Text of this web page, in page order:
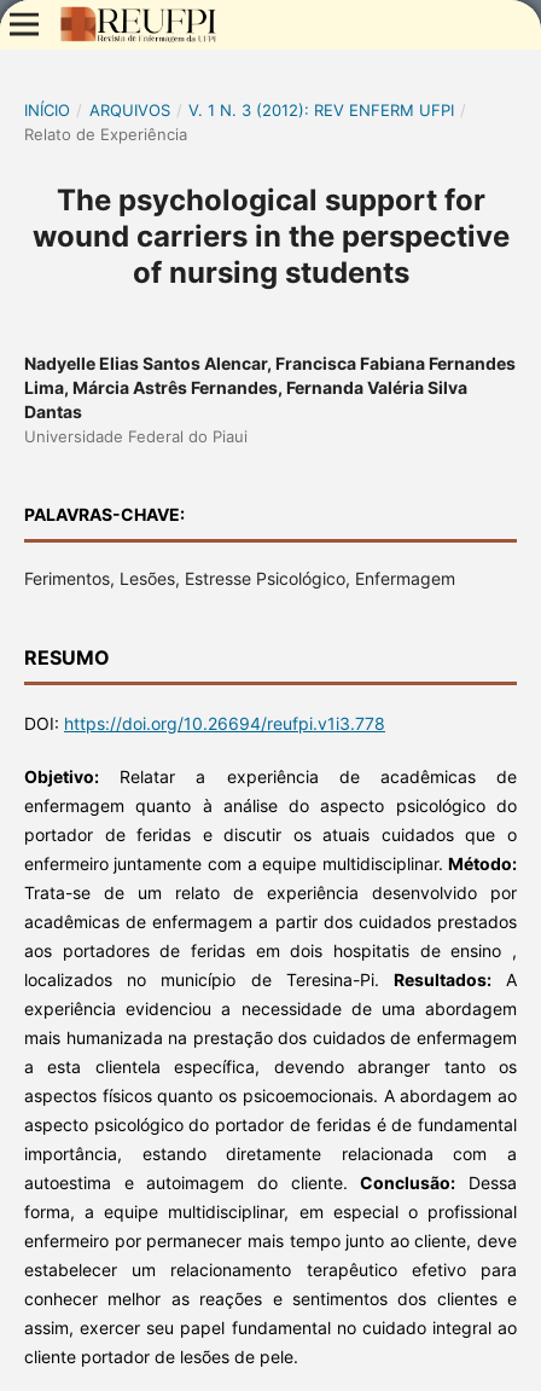
INÍCIO / ARQUIVOS / V. 1 N. 3 (2012): REV ENFERM UFPI /
Relato de Experiência
The psychological support for
wound carriers in the perspective
of nursing students
Nadyelle Elias Santos Alencar, Francisca Fabiana Fernandes
Lima, Márcia Astrês Fernandes, Fernanda Valéria Silva
Dantas
Universidade Federal do Piaui
PALAVRAS-CHAVE:
Ferimentos, Lesões, Estresse Psicológico, Enfermagem
RESUMO
DOI: https://doi.org/10.26694/reufpi.v1i3.778
Objetivo:Relatar a experiência de acadêmicas de
enfermagem quanto à análise do aspecto psicológico do
portador de feridas e discutir os atuais cuidados que o
enfermeiro juntamente com a equipe multidisciplinar.Método:
Trata-se de um relato de experiência desenvolvido por
acadêmicas de enfermagem a partir dos cuidados prestados
aos portadores de feridas em dois hospitatis de ensino ,
localizados no município de Teresina-Pi. Resultados:A
experiência evidenciou a necessidade de uma abordagem
mais humanizada na prestação dos cuidados de enfermagem
a esta clientela específica, devendo abranger tanto os
aspectos físicos quanto os psicoemocionais. A abordagem ao
aspecto psicológico do portador de feridas é de fundamental
importância, estando diretamente relacionada com a
autoestima e autoimagem do cliente.Conclusão: Dessa
forma, a equipe multidisciplinar, em especial o profissional
enfermeiro por permanecer mais tempo junto ao cliente, deve
estabelecer um relacionamento terapêutico efetivo para
conhecer melhor as reações e sentimentos dos clientes e
assim, exercer seu papel fundamental no cuidado integral ao
cliente portador de lesões de pele.